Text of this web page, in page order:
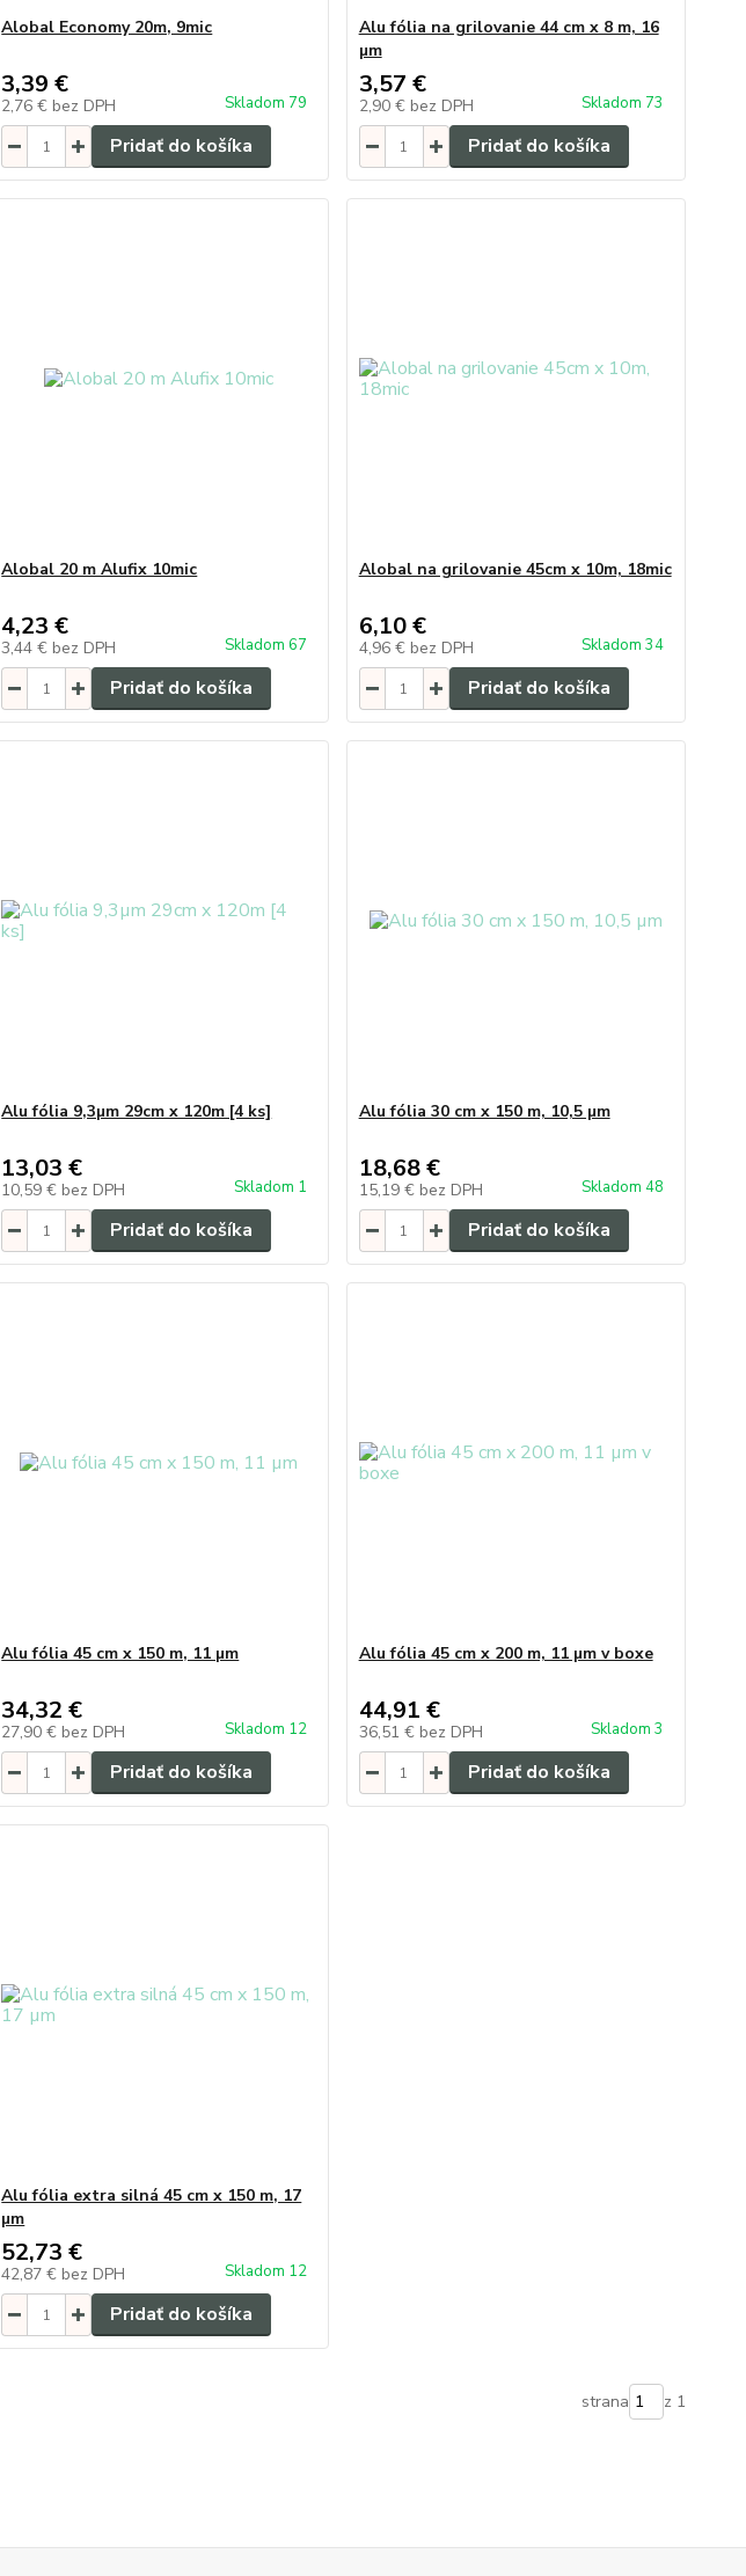
Alobal Economy 20m, 9mic
3,39 €
2,76 € bez DPH Skladom 79
Pridať do košíka
Alu fólia na grilovanie 44 cm x 8 m, 16
µm
3,57 €
2,90 € bez DPH Skladom 73
Pridať do košíka
Alobal 20 m Alufix 10mic
4,23 €
3,44 € bez DPH Skladom 67
Pridať do košíka
Alobal na grilovanie 45cm x 10m, 18mic
6,10 €
4,96 € bez DPH Skladom 34
Pridať do košíka
Alu fólia 9,3µm 29cm x 120m [4 ks]
13,03 €
10,59 € bez DPH Skladom 1
Pridať do košíka
Alu fólia 30 cm x 150 m, 10,5 µm
18,68 €
15,19 € bez DPH Skladom 48
Pridať do košíka
Alu fólia 45 cm x 150 m, 11 µm
34,32 €
27,90 € bez DPH Skladom 12
Pridať do košíka
Alu fólia 45 cm x 200 m, 11 µm v boxe
44,91 €
36,51 € bez DPH Skladom 3
Pridať do košíka
Alu fólia extra silná 45 cm x 150 m, 17
µm
52,73 €
42,87 € bez DPH Skladom 12
Pridať do košíka
strana z 1